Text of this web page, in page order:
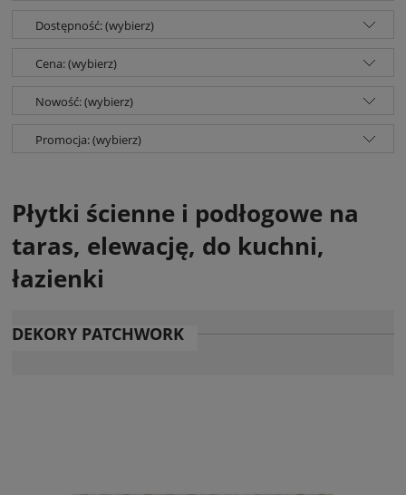
Dostępność: (wybierz)
Cena: (wybierz)
Nowość: (wybierz)
Promocja: (wybierz)
Płytki ścienne i podłogowe na
taras, elewację, do kuchni,
łazienki
DEKORY PATCHWORK